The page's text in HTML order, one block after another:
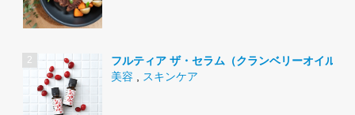
フルティア ザ・セラム（クランベリーオイル）
美容
スキンケア